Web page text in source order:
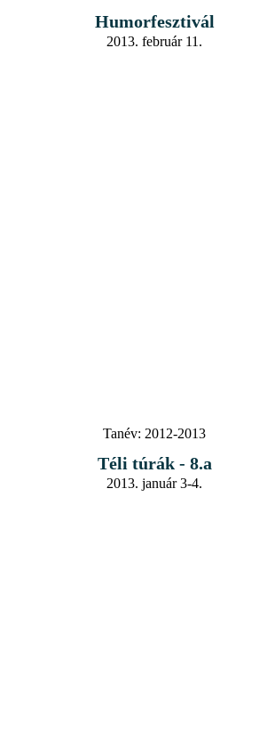
Humorfesztivál
2013. február 11.
Tanév: 2012-2013
Téli túrák - 8.a
2013. január 3-4.